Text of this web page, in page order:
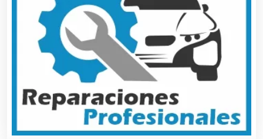
Artículos Importados
Artículos para el Hogar
Artículos para Regalos